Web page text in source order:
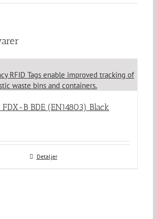
FDX-B BDE (EN14803) Black
Detaljer